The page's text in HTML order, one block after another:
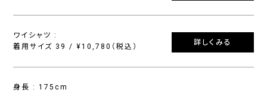
ワイシャツ :
着用サイズ 39 / ¥10,780（税込）
詳しくみる
身長 : 175cm